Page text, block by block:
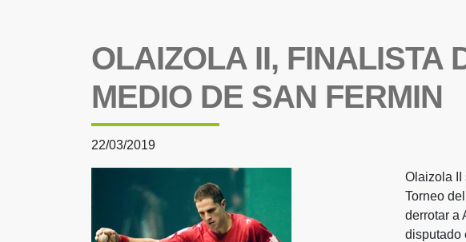
OLAIZOLA II, FINALISTA
MEDIO DE SAN FERMIN
22/03/2019
Olaizola II
Torneo
derrotar a
disputado